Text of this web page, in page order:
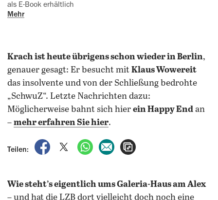
als E-Book erhältlich
Mehr
Krach ist heute übrigens schon wieder in Berlin,
genauer gesagt: Er besucht mit Klaus Wowereit
das insolvente und von der Schließung bedrohte
„SchwuZ“. Letzte Nachrichten dazu:
Möglicherweise bahnt sich hier ein Happy End an
– mehr erfahren Sie hier.
Teilen:
auf Facebook teilen
auf X teilenper WhatsApp teilen
per E-Mail teilen
Wie steht’s eigentlich ums Galeria-Haus am Alex
– und hat die LZB dort vielleicht doch noch eine